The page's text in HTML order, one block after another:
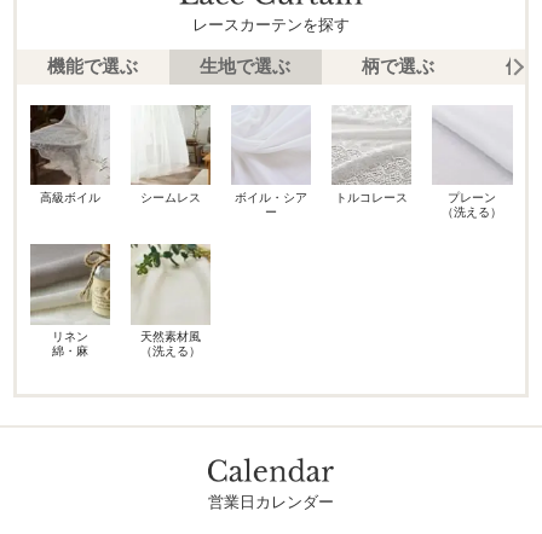
レースカーテンを探す
機能で選ぶ 生地で選ぶ 柄で選ぶ 価
高級ボイル シームレス
ボイル・シア
ー
トルコレース
プレーン
（洗える）
リネン
綿・麻
天然素材風
（洗える）
営業日カレンダー